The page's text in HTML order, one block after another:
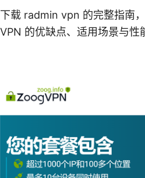
下载 radmin vpn 的完整指南
VPN 的优缺点、适用场景与性